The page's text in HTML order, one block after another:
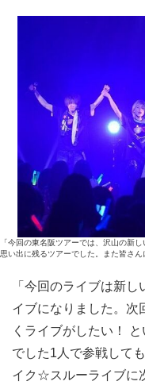
「今回の東名阪ツアーでは、沢山の新
思い出に残るツアーでした。また皆さ
「今回のライブは新
イブになりました。次
くライブがしたい！
でした1人で参戦して
イク☆スルーライブに